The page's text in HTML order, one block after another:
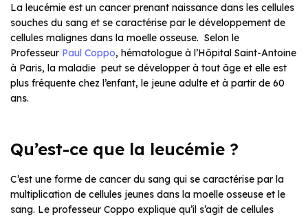
La leucémie est un cancer prenant naissance dans les cellules
souches du sang et se caractérise par le développement de
cellules malignes dans la moelle osseuse. Selon le
Professeur Paul Coppo, hématologue à l’Hôpital Saint-Antoine
à Paris, la maladie peut se développer à tout âge et elle est
plus fréquente chez l’enfant, le jeune adulte et à partir de 60
ans.
Qu’est-ce que la leucémie ?
C’est une forme de cancer du sang qui se caractérise par la
multiplication de cellules jeunes dans la moelle osseuse et le
sang. Le professeur Coppo explique qu’il s’agit de cellules